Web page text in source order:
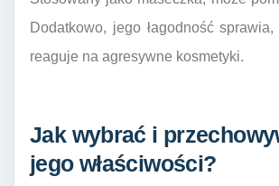
Dodatkowo, jego łagodność
reaguje na agresywne kosmetyki.
Jak wybrać i
jego właściwości?